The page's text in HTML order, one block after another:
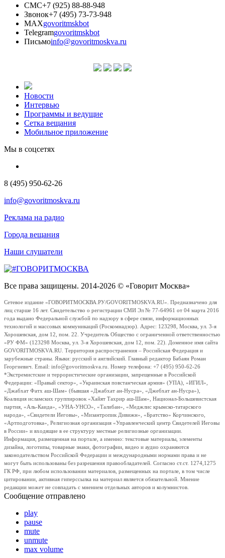
СМС+7 (925) 88-88-948
Звонок+7 (495) 73-73-948
MAXgovoritmskbot
Telegramgovoritmskbot
Письмоinfo@govoritmoskva.ru
Новости
Интервью
Программы и ведущие
Сетка вещания
Мобильное приложение
Мы в соцсетях
8 (495) 950-62-26
info@govoritmoskva.ru
Реклама на радио
Города вещания
Наши слушатели
Все права защищены. 2014-2026 © «Говорит Москва»
Сетевое издание «ГОВОРИТМОСКВА.РУ/GOVORITMOSKVA.RU». Предназначено для
лиц старше 16 лет. Свидетельство о регистрации СМИ Эл № 77-64961 от 04 марта 2016
года выдано Федеральной службой по надзору в сфере связи, информационных
технологий и массовых коммуникаций (Роскомнадзор). Адрес: 123298, Москва, ул. 3-я
Хорошевская, дом 12, пом. 22. Учредитель Общество с ограниченной ответственностью
«РУ ФМ» (123298 Москва, ул. 3-я Хорошевская, дом 12, пом. 22). Доменное имя сайта
GOVORITMOSKVA.RU. Территория распространения – Российская Федерация и
зарубежные страны. Языки: русский и английский. Главный редактор Бабаян Роман
Георгиевич. Email: info@govoritmoskva.ru. Номер телефона: +7 (495) 950-62-26
*Экстремистские и террористические организации, запрещенные в Российской
Федерации: «Правый сектор», «Украинская повстанческая армия» (УПА), «ИГИЛ»,
«Джабхат Фатх аш-Шам» (бывшая «Джабхат ан-Нусра», «Джебхат ан-Нусра»),
Коалиция исламских группировок «Хайят Тахрир аш-Шам», Национал-Большевистская
партия, «Аль-Каида», «УНА-УНСО», «Талибан», «Меджлис крымско-татарского
народа», «Свидетели Иеговы», «Мизантропик Дивижн», «Братство» Корчинского,
«Артподготовка», Религиозная организация «Управленческий центр Свидетелей Иеговы
в России» и входящие в ее структуру местные религиозные организации.
Информация, размещенная на портале, а именно: текстовые материалы, элементы
дизайна, логотипы, товарные знаки, фотографии, видео и аудио охраняются
законодательством Российской Федерации и международными нормами права и не
могут быть использованы без разрешения правообладателей. Согласно ст.ст. 1274,1275
ГК РФ, при любом использовании материалов, размещенных на портале, в том числе
цитировании, активная гиперссылка на материал является обязательной. Мнение
редакции может не совпадать с мнением отдельных авторов и колумнистов.
Сообщение отправлено
play
pause
mute
unmute
max volume